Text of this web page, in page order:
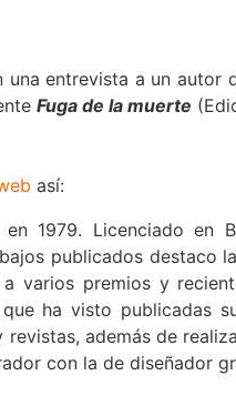
una entrevista a un
Fuga de la muerte
así:
1979. Licenciado en
publicados destaco
varios premios y
ha visto publicadas
revistas, además de
con la de diseñador